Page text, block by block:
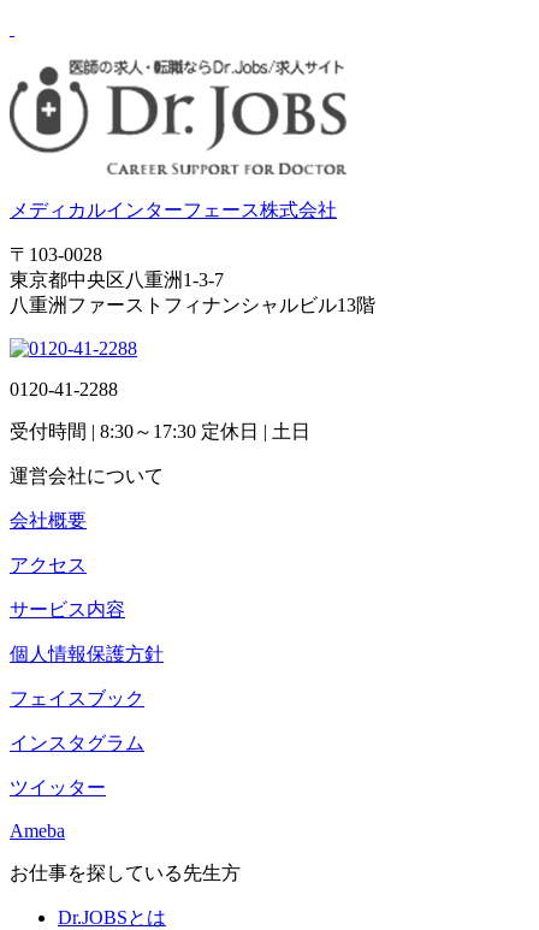
メディカルインターフェース株式会社
〒103-0028
東京都中央区八重洲1-3-7
八重洲ファーストフィナンシャルビル13階
0120-41-2288
受付時間 | 8:30～17:30 定休日 | 土日
運営会社について
会社概要
アクセス
サービス内容
個人情報保護方針
フェイスブック
インスタグラム
ツイッター
Ameba
お仕事を探している先生方
Dr.JOBSとは